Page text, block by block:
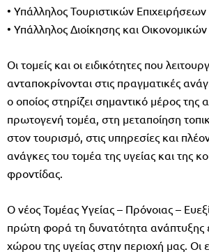
• Υπάλληλος Τουριστικών Επιχειρήσεων
• Υπάλληλος Διοίκησης και
Οι τομείς και οι ειδικότητες που
ανταποκρίνονται στις πραγματικές
ο οποίος στηρίζει σημαντικό μέρος της
πρωτογενή τομέα, στη μεταποίηση
στον τουρισμό, στις υπηρεσίες και
ανάγκες του τομέα της υγείας και της
φροντίδας.
Ο νέος Τομέας Υγείας – Πρόνοιας –
πρώτη φορά τη δυνατότητα ανάπτυξης
χώρου της υγείας στην περιοχή μας. Οι